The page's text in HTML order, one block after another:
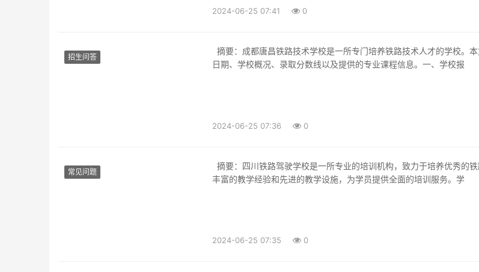
2024-06-25 07:41 0
招生问答
日期、学校概况、录取分数线以及提供的专业课程信息。一、学校报
2024-06-25 07:36 0
常见问题
丰富的教学经验和先进的教学设施，为学员提供全面的培训服务。学
2024-06-25 07:35 0